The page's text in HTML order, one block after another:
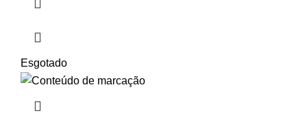
Esgotado